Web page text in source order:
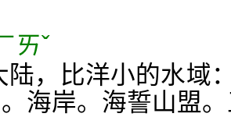
ㄞˇ
，比洋小的水域
海岸。海誓山盟